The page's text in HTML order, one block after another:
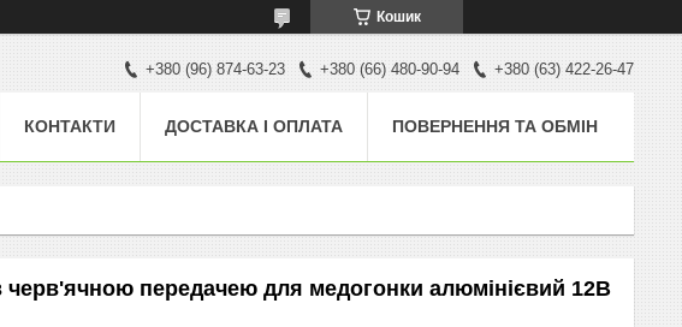
Кошик
+380 (96) 874-63-23 +380 (66) 480-90-94 +380 (63) 422-26-47
КОНТАКТИ ДОСТАВКА І ОПЛАТА ПОВЕРНЕННЯ ТА ОБМІН
черв'ячною передачею для медогонки алюмінієвий 12В